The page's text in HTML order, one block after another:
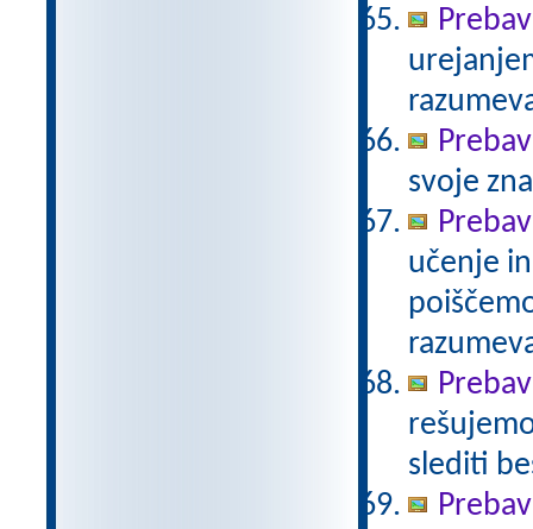
svoje
učenje
slediti